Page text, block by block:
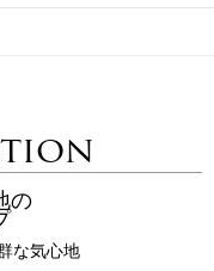
の
な気心地